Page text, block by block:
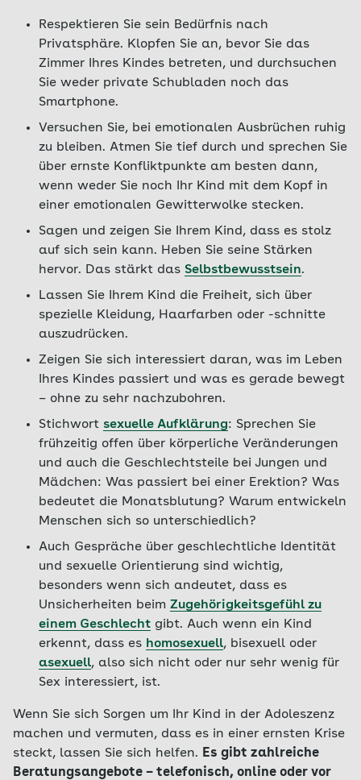
Respektieren Sie sein Bedürfnis nach
Privatsphäre. Klopfen Sie an, bevor Sie das
Zimmer Ihres Kindes betreten, und durchsuchen
Sie weder private Schubladen noch das
Smartphone.
Versuchen Sie, bei emotionalen Ausbrüchen ruhig
zu bleiben. Atmen Sie tief durch und sprechen Sie
über ernste Konfliktpunkte am besten dann,
wenn weder Sie noch Ihr Kind mit dem Kopf in
einer emotionalen Gewitterwolke stecken.
Sagen und zeigen Sie Ihrem Kind, dass es stolz
auf sich sein kann. Heben Sie seine Stärken
hervor. Das stärkt das Selbstbewusstsein.
Lassen Sie Ihrem Kind die Freiheit, sich über
spezielle Kleidung, Haarfarben oder -schnitte
auszudrücken.
Zeigen Sie sich interessiert daran, was im Leben
Ihres Kindes passiert und was es gerade bewegt
– ohne zu sehr nachzubohren.
Stichwort sexuelle Aufklärung: Sprechen Sie
frühzeitig offen über körperliche Veränderungen
und auch die Geschlechtsteile bei Jungen und
Mädchen: Was passiert bei einer Erektion? Was
bedeutet die Monatsblutung? Warum entwickeln
Menschen sich so unterschiedlich?
Auch Gespräche über geschlechtliche Identität
und sexuelle Orientierung sind wichtig,
besonders wenn sich andeutet, dass es
Unsicherheiten beim Zugehörigkeitsgefühl zu
einem Geschlecht gibt. Auch wenn ein Kind
erkennt, dass es homosexuell, bisexuell oder
asexuell, also sich nicht oder nur sehr wenig für
Sex interessiert, ist.
Wenn Sie sich Sorgen um Ihr Kind in der Adoleszenz
machen und vermuten, dass es in einer ernsten Krise
steckt, lassen Sie sich helfen. Es gibt zahlreiche
Beratungsangebote – telefonisch, online oder vor